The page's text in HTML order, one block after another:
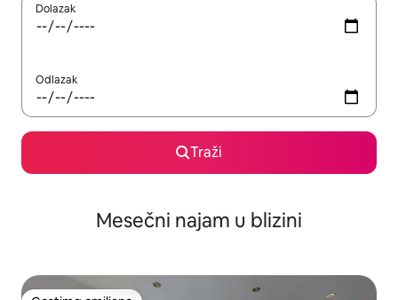
Dolazak
Odlazak
Traži
Mesečni najam u blizini